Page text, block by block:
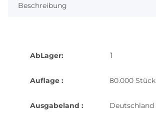
Beschreibung
AbLager: 1
Auflage : 80.000 Stück
Ausgabeland : Deutschland